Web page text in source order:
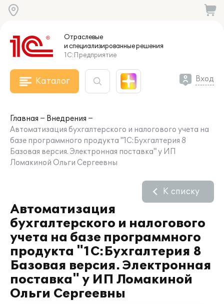
Отраслевые
и специализированныерешения
1С:Предприятие
Каталог Вход
Главная
Внедрения
Автоматизация бухгалтерского и налогового учета на
базе программного продукта "1С:Бухгалтерия 8
Базовая версия. Электронная поставка" у ИП
Ломакиной Ольги Сергеевны
Автоматизация
бухгалтерского и налогового
учета на базе программного
продукта "1С:Бухгалтерия 8
Базовая версия. Электронная
поставка" у ИП Ломакиной
Ольги Сергеевны
К списку